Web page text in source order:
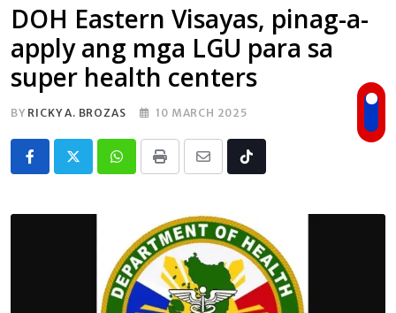
DOH Eastern Visayas, pinag-a-
apply ang mga LGU para sa
super health centers
BY RICKY A. BROZAS 10 MARCH 2025
Whatsapp
Print
Share
Email
Tiktok